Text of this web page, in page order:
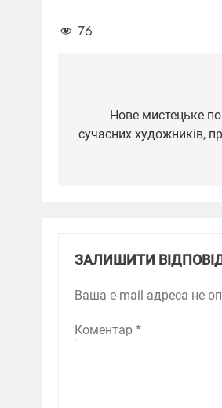
76
записівНове мистецьке
сучасних художників,
ЗАЛИШИТИ
Ваша e-mail адреса не
Коментар *